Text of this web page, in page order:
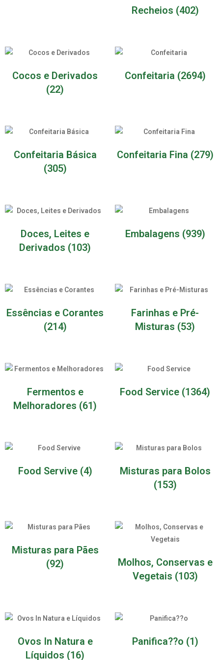
Recheios (402)
Cocos e Derivados
(22)
Confeitaria (2694)
Confeitaria Básica
(305)
Confeitaria Fina (279)
Doces, Leites e
Derivados (103)
Embalagens (939)
Essências e Corantes
(214)
Farinhas e Pré-
Misturas (53)
Fermentos e
Melhoradores (61)
Food Service (1364)
Food Servive (4)
Misturas para Bolos
(153)
Misturas para Pães
(92)
Molhos, Conservas e
Vegetais (103)
Ovos In Natura e
Líquidos (16)
Panifica??o (1)